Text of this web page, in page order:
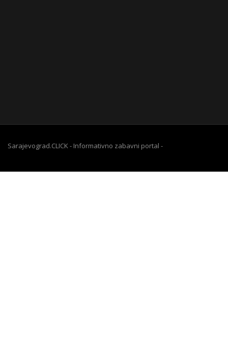
Sarajevograd.CLICK - Informativno zabavni portal -